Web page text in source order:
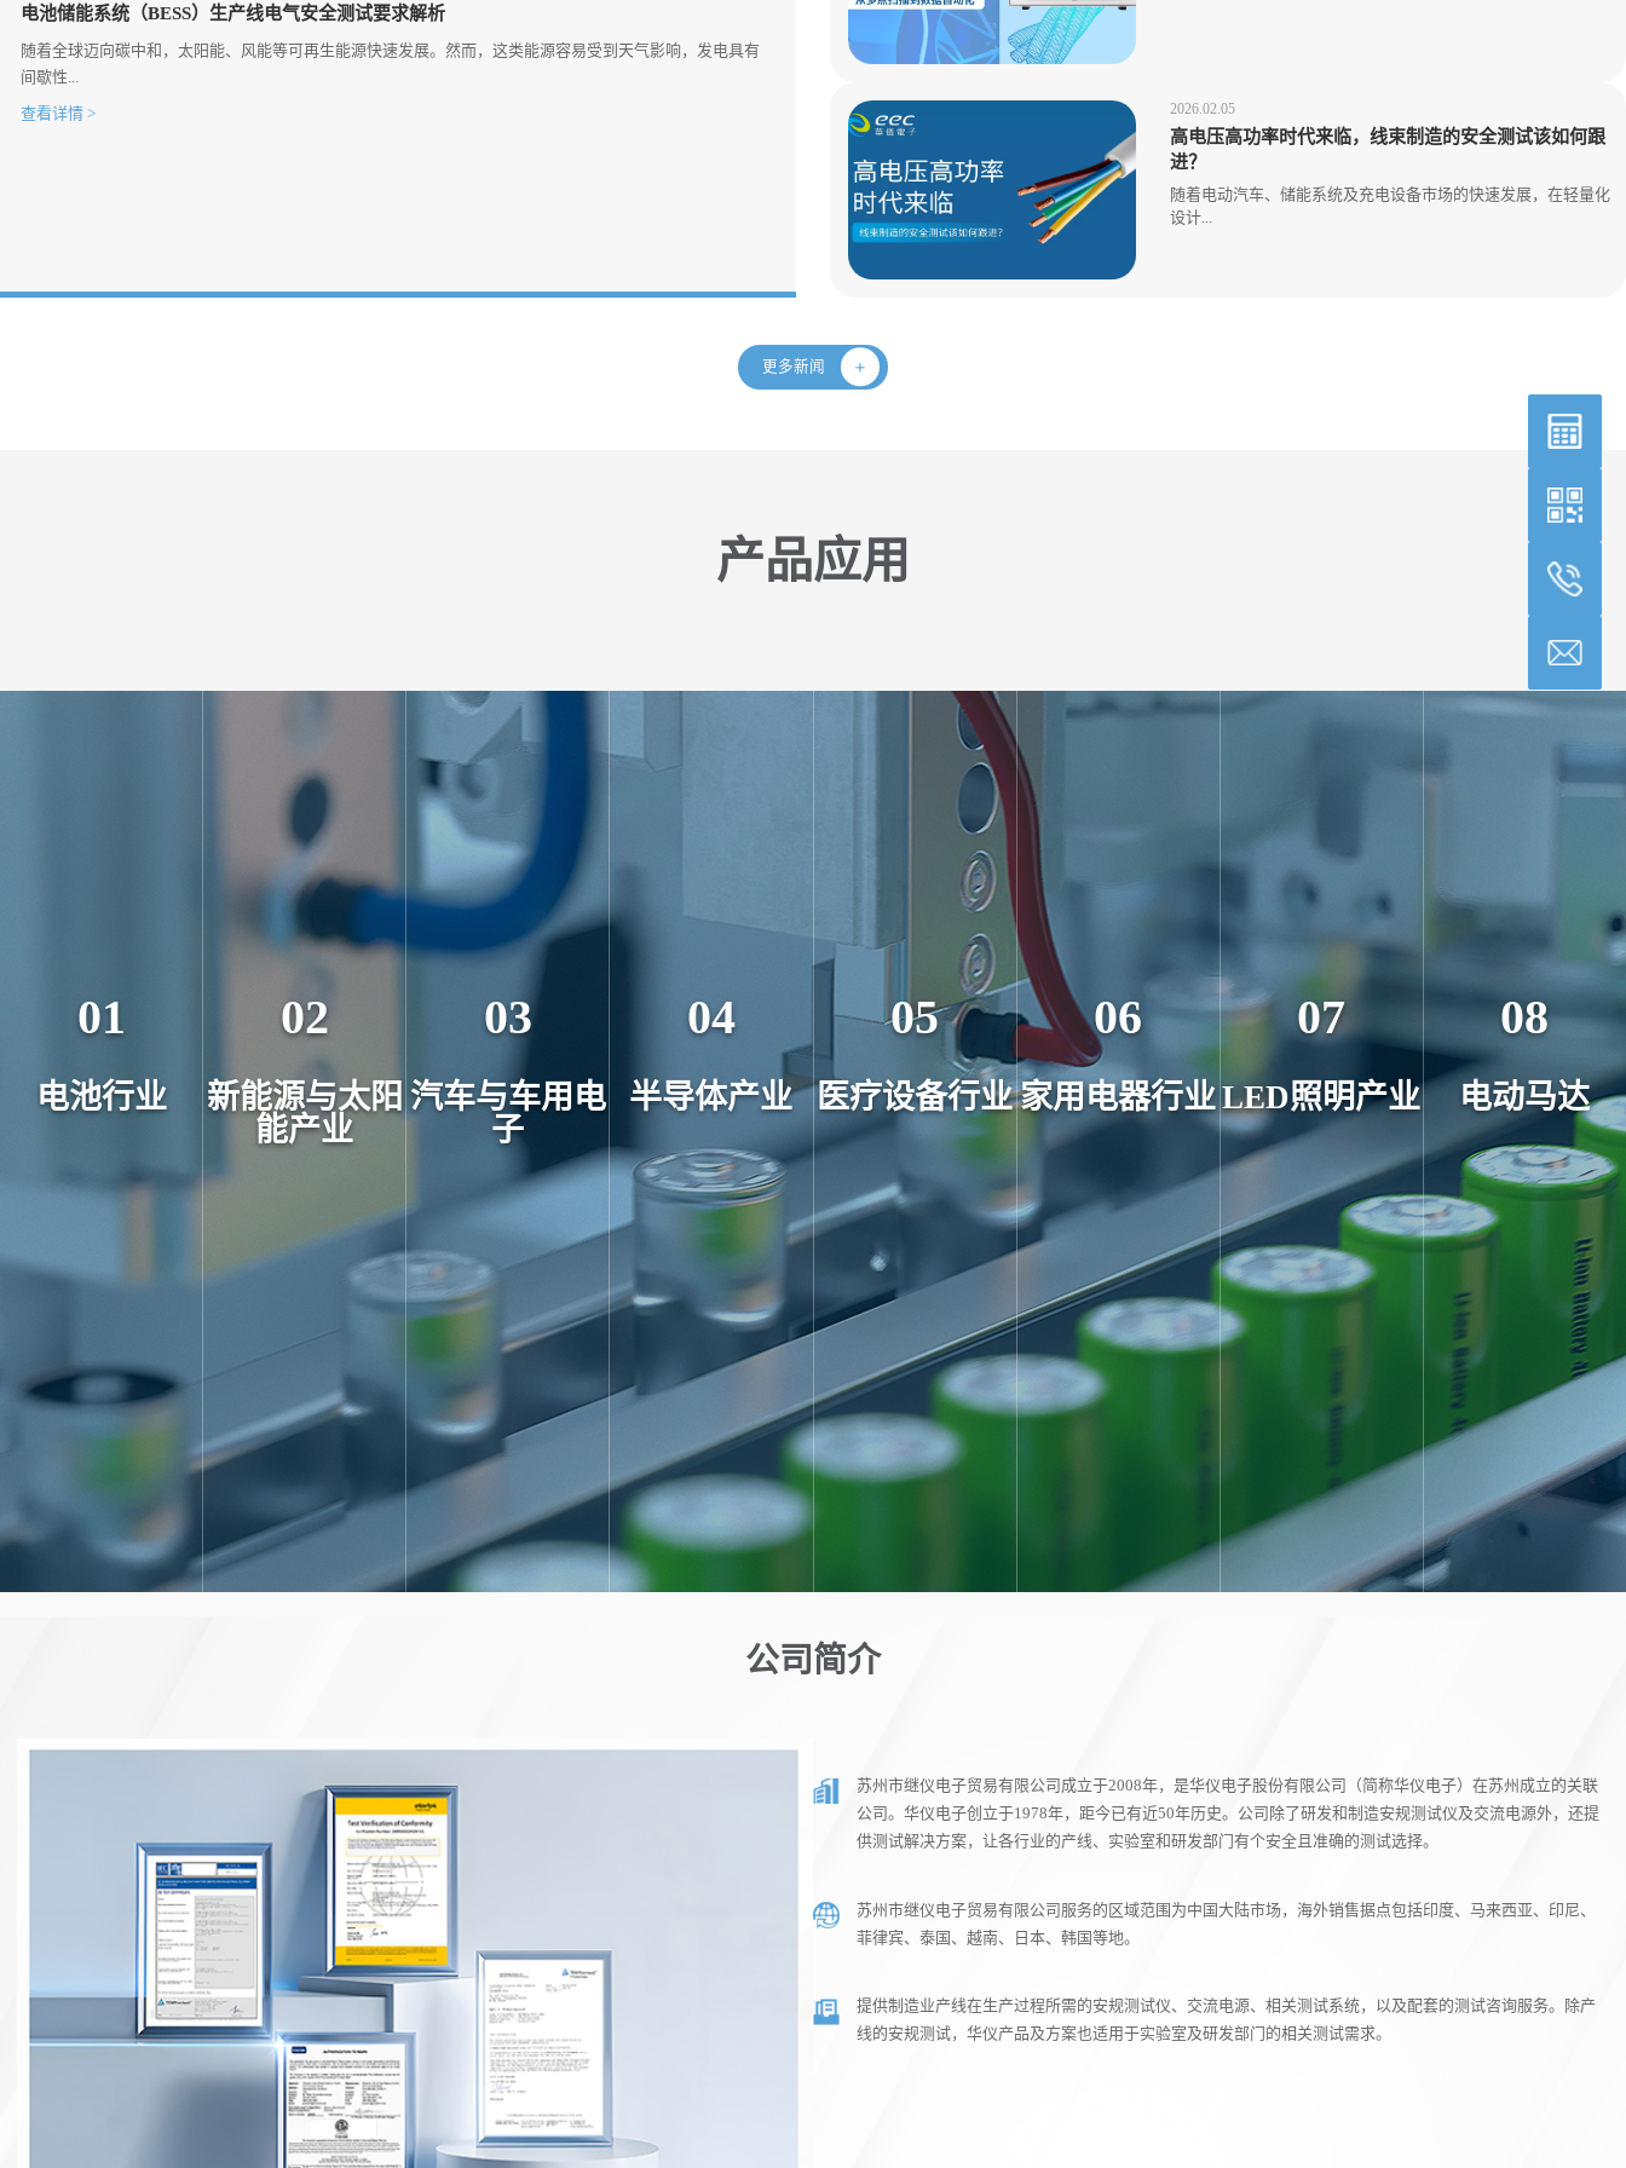
电池储能系统（BESS）生产线电气安全测试要求解析
随着全球迈向碳中和，太阳能、风能等可再生能源快速发展。然而，这类能源容易受到天气影响，发电具有
间歇性...
查看详情 > 2026.02.05
高电压高功率时代来临，线束制造的安全测试该如何跟
进？
随着电动汽车、储能系统及充电设备市场的快速发展，在轻量化
设计...
更多新闻
产品应用
01
电池行业
02
新能源与太阳
能产业
03
汽车与车用电
子
04
半导体产业
05
医疗设备行业
06
家用电器行业
07
LED照明产业
08
电动马达
公司简介
苏州市继仪电子贸易有限公司成立于2008年，是华仪电子股份有限公司（简称华仪电子）在苏州成立的关联
公司。华仪电子创立于1978年，距今已有近50年历史。公司除了研发和制造安规测试仪及交流电源外，还提
供测试解决方案，让各行业的产线、实验室和研发部门有个安全且准确的测试选择。
苏州市继仪电子贸易有限公司服务的区域范围为中国大陆市场，海外销售据点包括印度、马来西亚、印尼、
菲律宾、泰国、越南、日本、韩国等地。
提供制造业产线在生产过程所需的安规测试仪、交流电源、相关测试系统，以及配套的测试咨询服务。除产
线的安规测试，华仪产品及方案也适用于实验室及研发部门的相关测试需求。